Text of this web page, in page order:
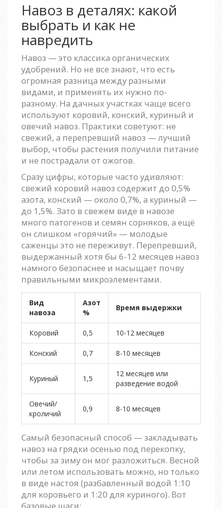
Навоз в деталях: какой
выбрать и как не
навредить
Навоз — это классика органических
удобрений. Но не все знают, что есть
огромная разница между разными
видами, и применять их нужно по-
разному. На дачных участках чаще всего
используют коровий, конский, куриный и
овечий навоз. Практики советуют: не
свежий, а перепревший навоз — лучший
выбор, чтобы растения получили питание
и не пострадали от ожогов.
Сразу цифры, которые часто удивляют:
свежий коровий навоз содержит до 0,5%
азота, конский — около 0,7%, а куриный —
до 1,5%. Зато в свежем виде в навозе
много патогенов и семян сорняков, а ещё
он слишком «горячий» — молодые
саженцы это не переживут. Перепревший,
выдержанный хотя бы 6-12 месяцев навоз
намного безопаснее и насыщает почву
правильными микроэлементами.
Вид
навоза
Азот
%
Время выдержки
Коровий 0,5 10-12 месяцев
Конский 0,7 8-10 месяцев
Куриный 1,5
12 месяцев или
разведение водой
Овечий/
кроличий
0,9 8-10 месяцев
Самый безопасный способ — закладывать
навоз на грядки осенью под перекопку,
чтобы за зиму он мог разложиться. Весной
или летом использовать можно, но только
в виде настоя (разбавленный водой 1:10
для коровьего и 1:20 для куриного). Вот